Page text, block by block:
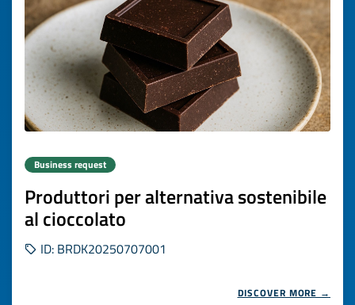
Business request
Produttori per alternativa sostenibile
al cioccolato
ID: BRDK20250707001
DISCOVER MORE →